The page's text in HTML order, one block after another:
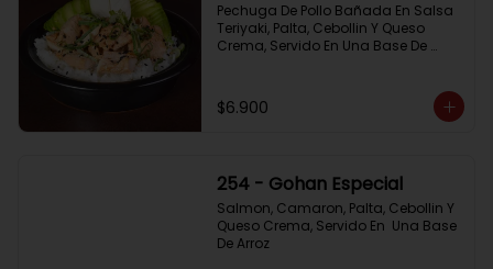
Pechuga De Pollo Bañada En Salsa
Teriyaki, Palta, Cebollin Y Queso
Crema, Servido En Una Base De
$6.900
254 - Gohan Especial
Salmon, Camaron, Palta, Cebollin Y
Queso Crema, Servido En  Una Base
De Arroz